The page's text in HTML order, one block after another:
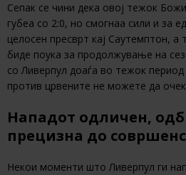
Сепак се чини дека овој тежок
губеа со 2:0, но смогнаа сили и за
целосен пресврт кај Саутемптон,
биде поука за продолжување на
со Ливерпул доаѓа во тежок период
против црвените не можете да
Нападот одличен,
прецизна до
Некои моменти што Ливерпул ги